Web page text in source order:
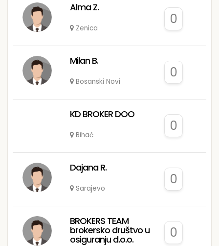
Alma Z.
Zenica
0
Milan B.
Bosanski Novi
0
KD BROKER DOO
Bihać
0
Dajana R.
Sarajevo
0
BROKERS TEAM
brokersko društvo u
osiguranju d.o.o. 0